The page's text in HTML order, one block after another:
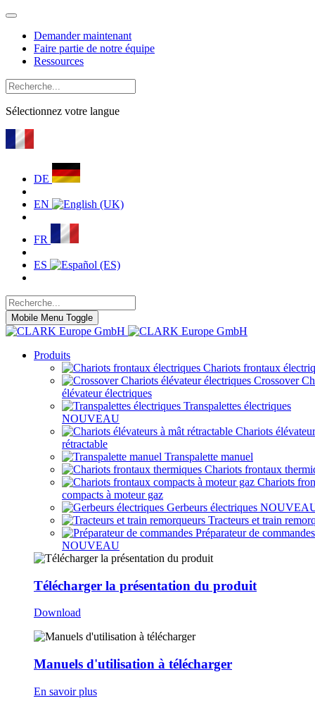
Demander maintenant
Faire partie de notre équipe
Ressources
Sélectionnez votre langue
DE
EN
FR
ES
Mobile Menu Toggle
Produits
Chariots frontaux
Crossover
élévateur électriques
Transpalettes électriques
NOUVEAU
Chariots
rétractable
Transpalette manuel
Chariots frontaux
Chariots
compacts à moteur gaz
Gerbeurs électriques
Tracteurs et train
Préparateur de commandes
NOUVEAU
Télécharger la présentation du produit
Download
Manuels d'utilisation à télécharger
En savoir plus